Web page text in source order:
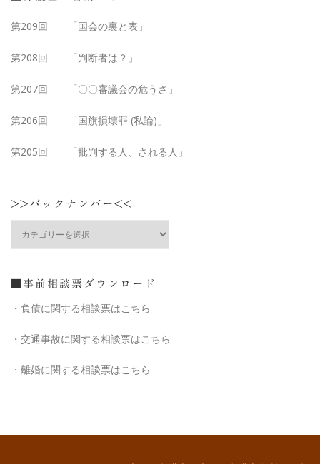
第209回 「国会の裏と表」
第208回 「判断者は？」
第207回 「〇〇審議会の危うさ」
第206回 「国旗損壊罪 (私論)」
第205回 「批判する人、される人」
>>バックナンバー<<
ナ
バ
<<
■事前相談票ダウンロード
・負債に関する相談票はこちら
・交通事故に関する相談票はこちら
・離婚に関する相談票はこちら